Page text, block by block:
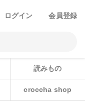
ログイン 会員登録
読みもの
croccha shop